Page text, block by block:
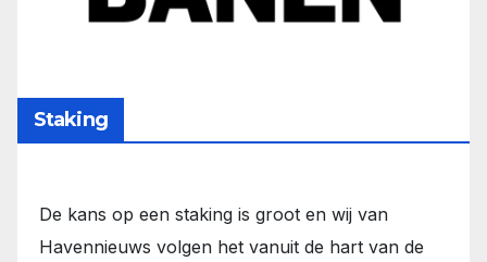
Staking
De kans op een staking is groot en wij van
Havennieuws volgen het vanuit de hart van de